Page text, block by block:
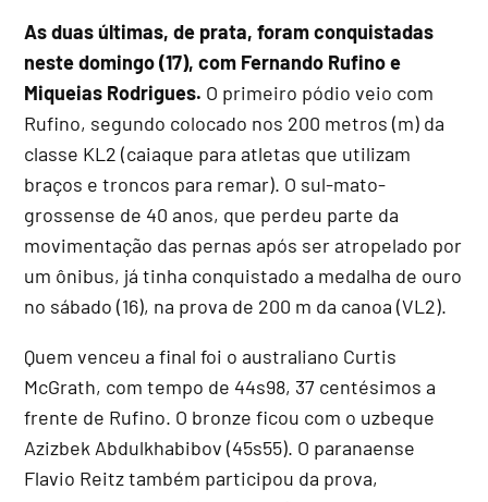
As duas últimas, de prata, foram conquistadas
neste domingo (17), com Fernando Rufino e
Miqueias Rodrigues. O primeiro pódio veio com
Rufino, segundo colocado nos 200 metros (m) da
classe KL2 (caiaque para atletas que utilizam
braços e troncos para remar). O sul-mato-
grossense de 40 anos, que perdeu parte da
movimentação das pernas após ser atropelado por
um ônibus, já tinha conquistado a medalha de ouro
no sábado (16), na prova de 200 m da canoa (VL2).
Quem venceu a final foi o australiano Curtis
McGrath, com tempo de 44s98, 37 centésimos a
frente de Rufino. O bronze ficou com o uzbeque
Azizbek Abdulkhabibov (45s55). O paranaense
Flavio Reitz também participou da prova,